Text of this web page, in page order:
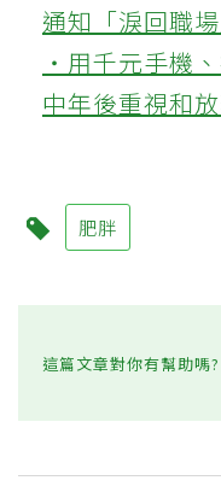
通知「淚回職
‧用千元手機
中年後重視和
肥胖
這篇文章對你有幫助嗎?